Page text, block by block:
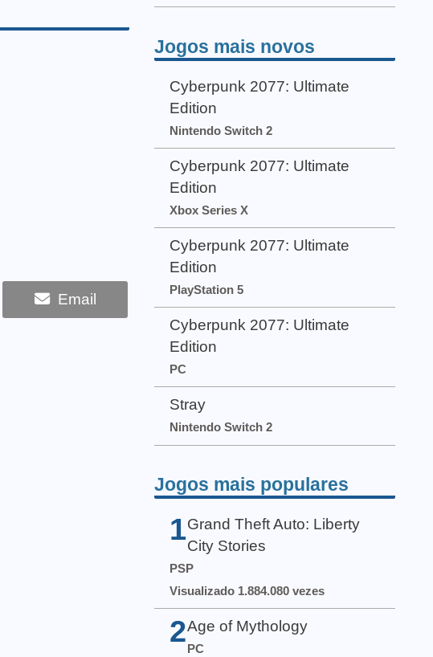
Email
Jogos mais novos
Cyberpunk 2077: Ultimate
Edition
Nintendo Switch 2
Cyberpunk 2077: Ultimate
Edition
Xbox Series X
Cyberpunk 2077: Ultimate
Edition
PlayStation 5
Cyberpunk 2077: Ultimate
Edition
PC
Stray
Nintendo Switch 2
Jogos mais populares
1 Grand Theft Auto: Liberty
City Stories
PSP
Visualizado 1.884.080 vezes
2Age of Mythology
PC